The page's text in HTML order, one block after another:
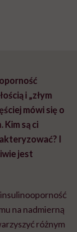
i „złym
mówi się o
Kim są ci
I
jest
na nadmierną
różnym